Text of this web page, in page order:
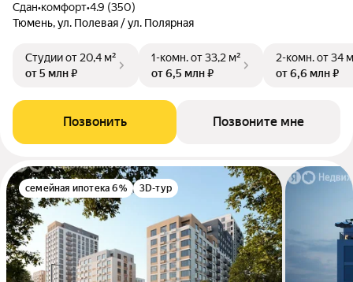
Сдан•комфорт•4.9 (350)
Тюмень, ул. Полевая / ул. Полярная
Студииот 20,4 м²
от 5 млн ₽
1-комн.от 33,2 м²
от 6,5 млн ₽
2-комн.от 34
от 6,6 млн ₽
Позвонить Позвоните мне
семейная ипотека 6% 3D-тур